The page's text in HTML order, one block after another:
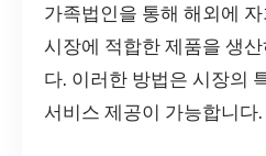
가족법인을 통해 해외에
시장에 적합한 제품을 생
다. 이러한 방법은 시장의
서비스 제공이 가능합니다.